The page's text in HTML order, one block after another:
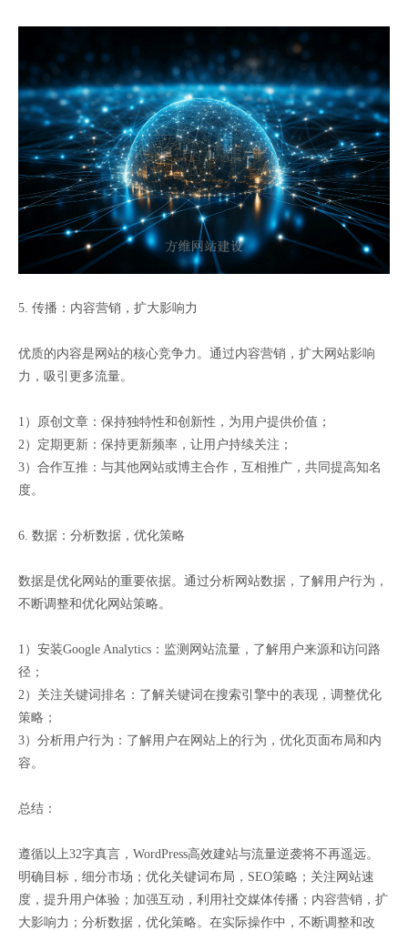
5. 传播：内容营销，扩大影响力
优质的内容是网站的核心竞争力。通过内容营销，扩大网站影响
力，吸引更多流量。
1）原创文章：保持独特性和创新性，为用户提供价值；
2）定期更新：保持更新频率，让用户持续关注；
3）合作互推：与其他网站或博主合作，互相推广，共同提高知名
度。
6. 数据：分析数据，优化策略
数据是优化网站的重要依据。通过分析网站数据，了解用户行为，
不断调整和优化网站策略。
1）安装Google Analytics：监测网站流量，了解用户来源和访问路
径；
2）关注关键词排名：了解关键词在搜索引擎中的表现，调整优化
策略；
3）分析用户行为：了解用户在网站上的行为，优化页面布局和内
容。
总结：
遵循以上32字真言，WordPress高效建站与流量逆袭将不再遥远。
明确目标，细分市场；优化关键词布局，SEO策略；关注网站速
度，提升用户体验；加强互动，利用社交媒体传播；内容营销，扩
大影响力；分析数据，优化策略。在实际操作中，不断调整和改